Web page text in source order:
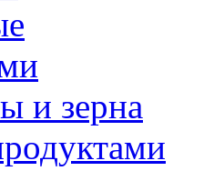
и зерна